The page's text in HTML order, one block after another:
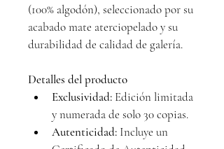
(100% algodón), seleccionado por su
acabado mate aterciopelado y su
durabilidad de calidad de galería.
Detalles del producto
Exclusividad: Edición limitada
y numerada de solo 30 copias.
Autenticidad: Incluye un